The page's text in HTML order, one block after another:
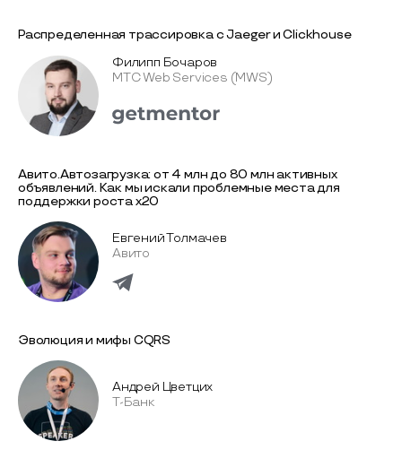
Распределенная трассировка с Jaeger и Clickhouse
Филипп Бочаров
МТС Web Services (MWS)
Авито.Автозагрузка: от 4 млн до 80 млн активных
объявлений. Как мы искали проблемные места для
поддержки роста х20
Евгений Толмачев
Авито
Эволюция и мифы CQRS
Андрей Цветцих
Т-Банк